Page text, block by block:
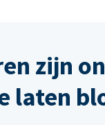
zijn
laten